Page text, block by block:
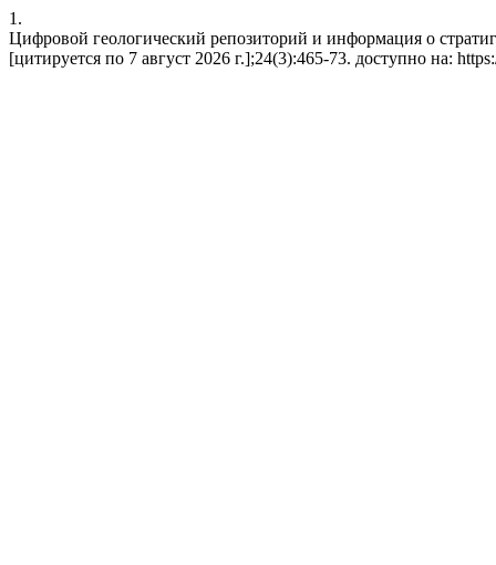
1.
Цифровой геологический репозиторий и информация о
[цитируется по 7 август 2026 г.];24(3):465-73. доступно на: